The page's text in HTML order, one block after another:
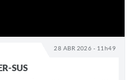
28 ABR 2026 - 11h49
SUS